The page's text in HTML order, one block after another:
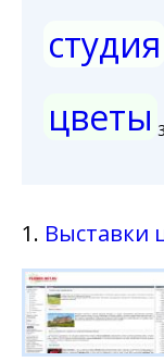
студия
цветы
1. Выставки